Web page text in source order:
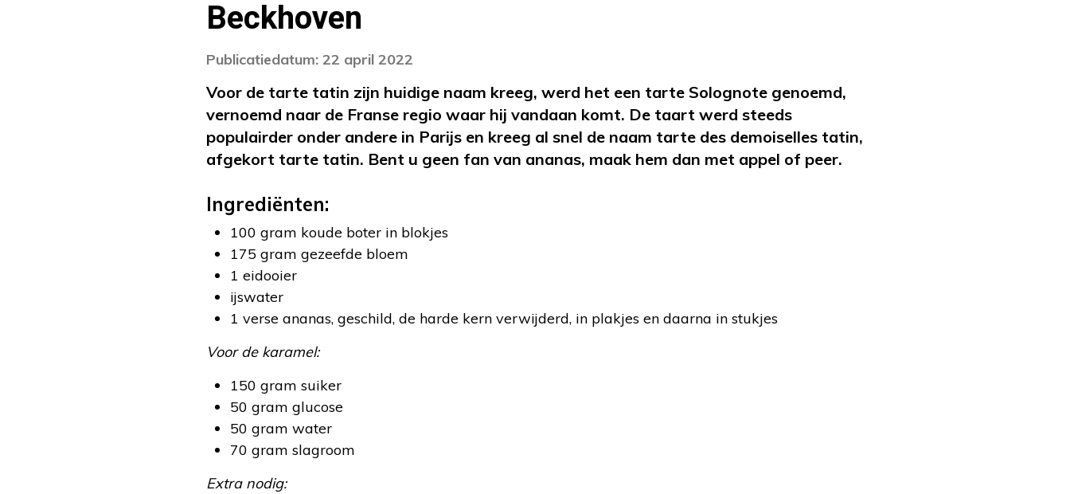
Beckhoven
Publicatiedatum: 22 april 2022
Voor de tarte tatin zijn huidige naam kreeg, werd het een tarte Solognote genoemd,
vernoemd naar de Franse regio waar hij vandaan komt. De taart werd steeds
populairder onder andere in Parijs en kreeg al snel de naam tarte des demoiselles tatin,
afgekort tarte tatin. Bent u geen fan van ananas, maak hem dan met appel of peer.
Ingrediënten:
100 gram koude boter in blokjes
175 gram gezeefde bloem
1 eidooier
ijswater
1 verse ananas, geschild, de harde kern verwijderd, in plakjes en daarna in stukjes
Voor de karamel:
150 gram suiker
50 gram glucose
50 gram water
70 gram slagroom
Extra nodig: